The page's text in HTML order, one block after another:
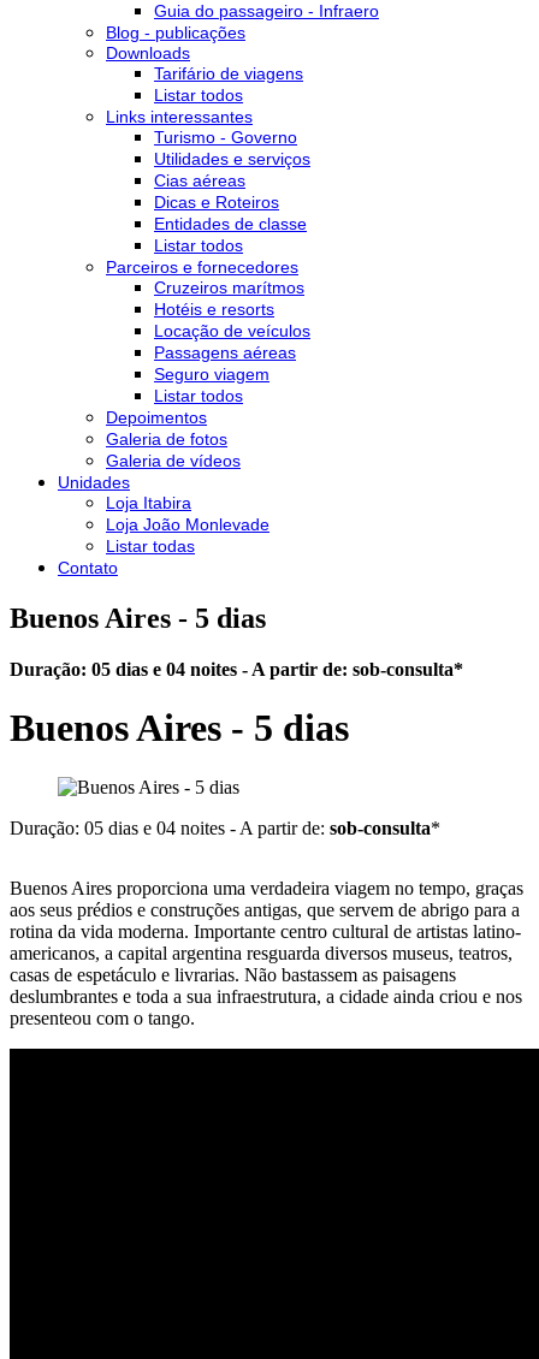
Guia do passageiro - Infraero
Blog - publicações
Downloads
Tarifário de viagens
Listar todos
Links interessantes
Turismo - Governo
Utilidades e serviços
Cias aéreas
Dicas e Roteiros
Entidades de classe
Listar todos
Parceiros e fornecedores
Cruzeiros marítmos
Hotéis e resorts
Locação de veículos
Passagens aéreas
Seguro viagem
Listar todos
Depoimentos
Galeria de fotos
Galeria de vídeos
Unidades
Loja Itabira
Loja João Monlevade
Listar todas
Contato
Buenos Aires - 5 dias
Duração: 05 dias e 04 noites - A partir de: sob-consulta*
Buenos Aires - 5 dias
Duração: 05 dias e 04 noites - A partir de: sob-consulta*
Buenos Aires proporciona uma verdadeira viagem no tempo, graças
aos seus prédios e construções antigas, que servem de abrigo para a
rotina da vida moderna. Importante centro cultural de artistas latino-
americanos, a capital argentina resguarda diversos museus, teatros,
casas de espetáculo e livrarias. Não bastassem as paisagens
deslumbrantes e toda a sua infraestrutura, a cidade ainda criou e nos
presenteou com o tango.